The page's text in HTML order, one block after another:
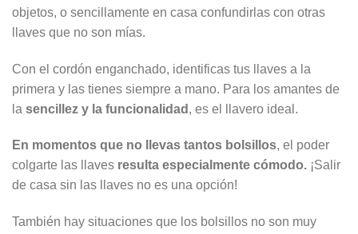
objetos, o sencillamente en casa confundirlas con otras
llaves que no son mías.
Con el cordón enganchado, identificas tus llaves a la
primera y las tienes siempre a mano. Para los amantes de
la sencillez y la funcionalidad , es el llavero ideal.
En momentos que no llevas tantos bolsillos, el poder
colgarte las llaves resulta especialmente cómodo. ¡Salir
de casa sin las llaves no es una opción!
También hay situaciones que los bolsillos no son muy